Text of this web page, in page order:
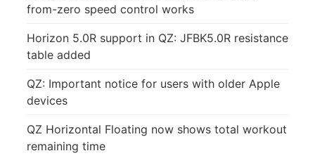
from-zero speed control works
Horizon 5.0R support in QZ: JFBK5.0R resistance
table added
QZ: Important notice for users with older Apple
devices
QZ Horizontal Floating now shows total workout
remaining time